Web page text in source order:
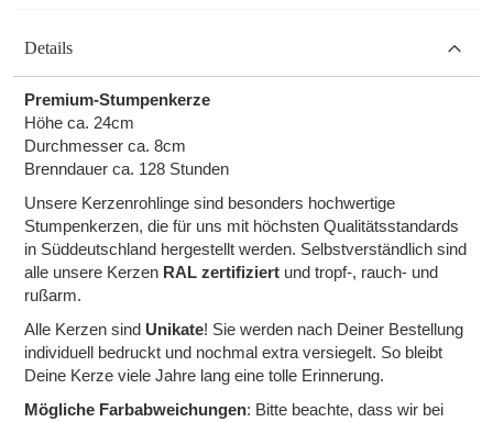
Details
Premium-Stumpenkerze
Höhe ca. 24cm
Durchmesser ca. 8cm
Brenndauer ca. 128 Stunden
Unsere Kerzenrohlinge sind besonders hochwertige
Stumpenkerzen, die für uns mit höchsten Qualitätsstandards
in Süddeutschland hergestellt werden. Selbstverständlich sind
alle unsere Kerzen RAL zertifiziert und tropf-, rauch- und
rußarm.
Alle Kerzen sind Unikate! Sie werden nach Deiner Bestellung
individuell bedruckt und nochmal extra versiegelt. So bleibt
Deine Kerze viele Jahre lang eine tolle Erinnerung.
Mögliche Farbabweichungen: Bitte beachte, dass wir bei